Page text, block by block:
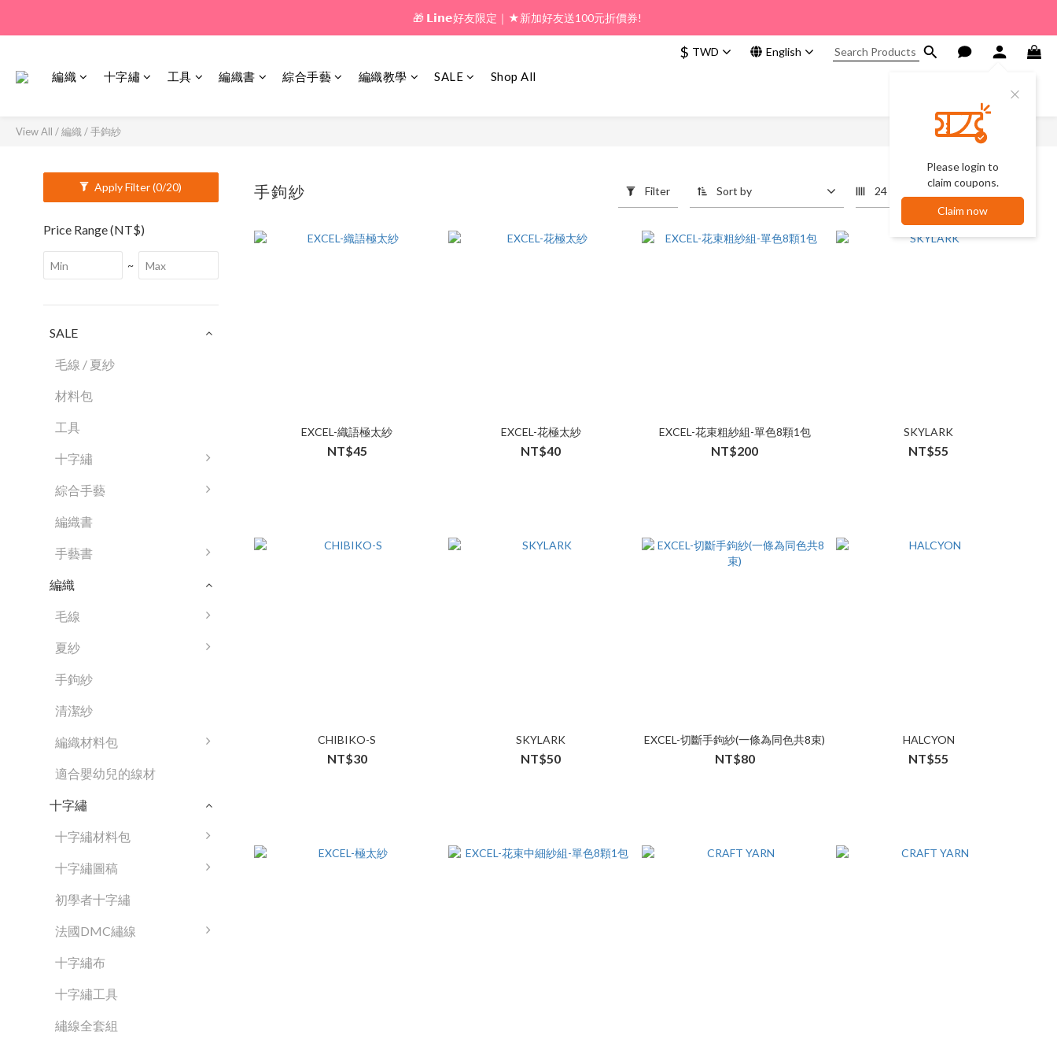
🎁 新好友購物金｜★加入新會員領券送100元!
🎁 𝗟𝗶𝗻𝗲好友限定｜★新加好友送100元折價券!
$ TWD English
Please login to
claim coupons.
Claim now
編織 十字繡 工具 編織書 綜合手藝 編織教學 SALE Shop All
View All /編織 /手鉤紗
Apply Filter(0/20)
Price Range (NT$)
~
SALE
毛線 / 夏紗
材料包
工具
十字繡
綜合手藝
編織書
手藝書
編織
毛線
夏紗
手鉤紗
清潔紗
編織材料包
適合嬰幼兒的線材
十字繡
十字繡材料包
十字繡圖稿
初學者十字繡
法國DMC繡線
十字繡布
十字繡工具
繡線全套組
手鉤紗 Filter Sort by 24 Items per page
EXCEL-織語極太紗
NT$45
EXCEL-花極太紗
NT$40
EXCEL-花束粗紗組-單色8顆1包
NT$200
SKYLARK
NT$55
CHIBIKO-S
NT$30
SKYLARK
NT$50
EXCEL-切斷手鉤紗(一條為同色共8束)
NT$80
HALCYON
NT$55